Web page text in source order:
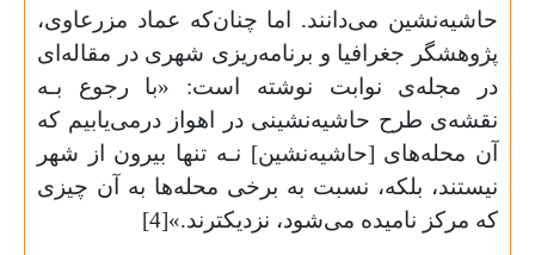
حاشیه‌نشین می‌دانند. اما چنان‌که عماد مزرعاوی،
پژوهشگر جغرافیا و برنامه‌ریزی شهری در مقاله‌ای
در مجله‌ی نوابت نوشته است: «با رجوع بـه
نقشه‌ی طرح حاشیه‌نشینی در اهواز درمی‌یابیم که
آن محله‌های [حاشیه‌نشین] نـه تنها بیرون از شهر
نیستند، بلکه، نسبت به برخی محله‌ها به آن چیزی
که مرکز نامیده می‌شود، نزدیکترند.»[4]